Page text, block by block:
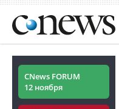
CNews FORUM
12 ноября